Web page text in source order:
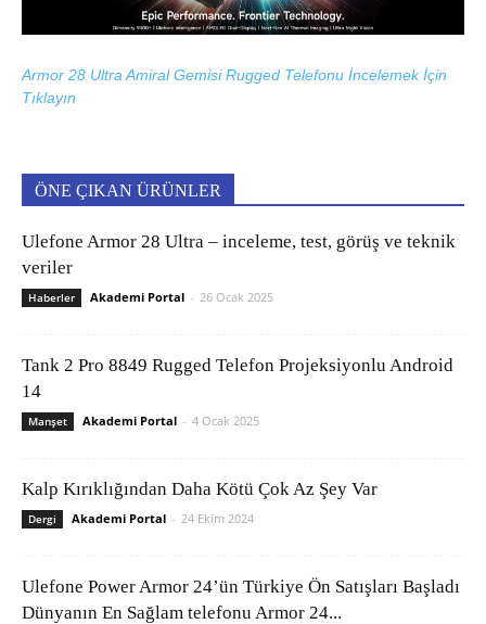
Armor 28 Ultra Amiral Gemisi Rugged Telefonu İncelemek İçin
Tıklayın
ÖNE ÇIKAN ÜRÜNLER
Ulefone Armor 28 Ultra – inceleme, test, görüş ve teknik
veriler
Haberler Akademi Portal - 26 Ocak 2025
Tank 2 Pro 8849 Rugged Telefon Projeksiyonlu Android
14
Manşet Akademi Portal - 4 Ocak 2025
Kalp Kırıklığından Daha Kötü Çok Az Şey Var
Dergi Akademi Portal - 24 Ekim 2024
Ulefone Power Armor 24’ün Türkiye Ön Satışları Başladı
Dünyanın En Sağlam telefonu Armor 24...